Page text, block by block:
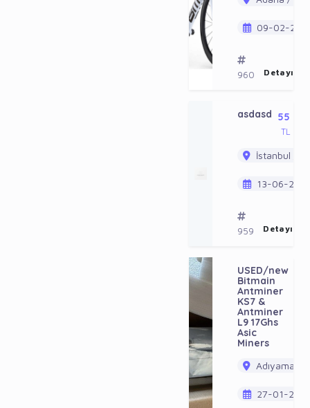
09-02-
960 Detayı
asdasd 55
TL
İstanbul /
13-06-
959 Detayı
USED/new
Bitmain
Antminer
KS7 &
Antminer
L9 17Ghs
Asic
Miners
Adıyaman
27-01-